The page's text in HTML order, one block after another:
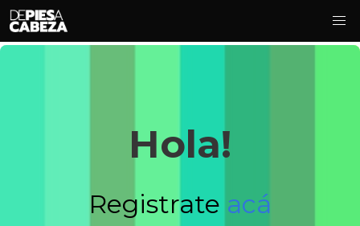
Hola!
Registrate acá